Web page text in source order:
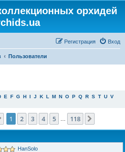
орхидей
Вход
Регистрация
Пользователи
E F G H I J K L M N O P Q R S T U V
Страница из 118
1 2 3 4 5 118
HanSolo